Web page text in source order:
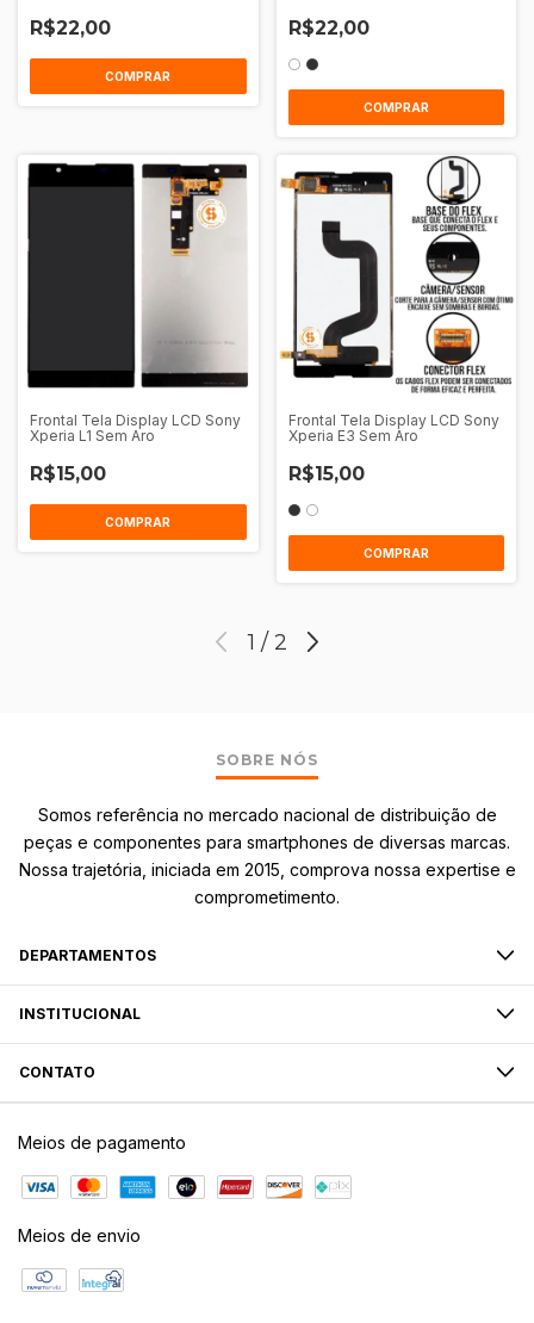
R$22,00
COMPRAR
R$22,00
COMPRAR
Frontal Tela Display LCD Sony
Xperia L1 Sem Aro
R$15,00
COMPRAR
Frontal Tela Display LCD Sony
Xperia E3 Sem Aro
R$15,00
COMPRAR
1 / 2
SOBRE NÓS
Somos referência no mercado nacional de distribuição de
peças e componentes para smartphones de diversas marcas.
Nossa trajetória, iniciada em 2015, comprova nossa expertise e
comprometimento.
DEPARTAMENTOS
INSTITUCIONAL
CONTATO
Meios de pagamento
Meios de envio